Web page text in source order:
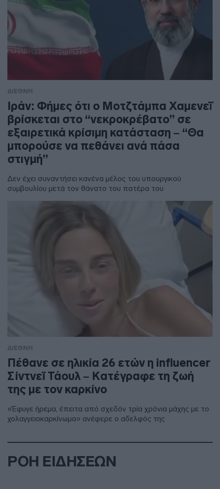
ΔΙΕΘΝΗ
Ιράν: Φήμες ότι ο Μοτζτάμπα Χαμενεΐ
βρίσκεται στο “νεκροκρέβατο” σε
εξαιρετικά κρίσιμη κατάσταση – “Θα
μπορούσε να πεθάνει ανά πάσα
στιγμή”
Δεν έχει συναντήσει κανένα μέλος του υπουργικού
συμβουλίου μετά τον θάνατο του πατέρα του
ΔΙΕΘΝΗ
Πέθανε σε ηλικία 26 ετών η influencer
Σίντνεϊ Τάουλ – Kατέγραφε τη ζωή
της με τον καρκίνο
«Έφυγε ήρεμα, έπειτα από σχεδόν τρία χρόνια μάχης με το
χολαγγειοκαρκίνωμα» ανέφερε ο αδελφός της
ΡΟΗ ΕΙΔΗΣΕΩΝ